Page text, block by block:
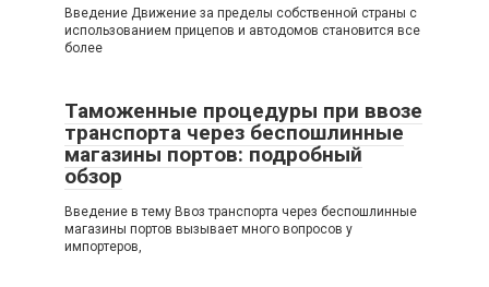
Введение Движение за пределы собственной страны с
использованием прицепов и автодомов становится все
более
Таможенные процедуры при ввозе
транспорта через беспошлинные
магазины портов: подробный
обзор
Введение в тему Ввоз транспорта через беспошлинные
магазины портов вызывает много вопросов у
импортеров,